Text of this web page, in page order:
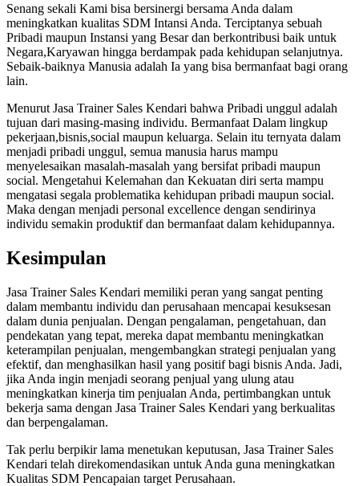
Senang sekali Kami bisa bersinergi bersama Anda dalam
meningkatkan kualitas SDM Intansi Anda. Terciptanya sebuah
Pribadi maupun Instansi yang Besar dan berkontribusi baik untuk
Negara,Karyawan hingga berdampak pada kehidupan selanjutnya.
Sebaik-baiknya Manusia adalah Ia yang bisa bermanfaat bagi orang
lain.
Menurut Jasa Trainer Sales Kendari bahwa Pribadi unggul adalah
tujuan dari masing-masing individu. Bermanfaat Dalam lingkup
pekerjaan,bisnis,social maupun keluarga. Selain itu ternyata dalam
menjadi pribadi unggul, semua manusia harus mampu
menyelesaikan masalah-masalah yang bersifat pribadi maupun
social. Mengetahui Kelemahan dan Kekuatan diri serta mampu
mengatasi segala problematika kehidupan pribadi maupun social.
Maka dengan menjadi personal excellence dengan sendirinya
individu semakin produktif dan bermanfaat dalam kehidupannya.
Kesimpulan
Jasa Trainer Sales Kendari memiliki peran yang sangat penting
dalam membantu individu dan perusahaan mencapai kesuksesan
dalam dunia penjualan. Dengan pengalaman, pengetahuan, dan
pendekatan yang tepat, mereka dapat membantu meningkatkan
keterampilan penjualan, mengembangkan strategi penjualan yang
efektif, dan menghasilkan hasil yang positif bagi bisnis Anda. Jadi,
jika Anda ingin menjadi seorang penjual yang ulung atau
meningkatkan kinerja tim penjualan Anda, pertimbangkan untuk
bekerja sama dengan Jasa Trainer Sales Kendari yang berkualitas
dan berpengalaman.
Tak perlu berpikir lama menetukan keputusan, Jasa Trainer Sales
Kendari telah direkomendasikan untuk Anda guna meningkatkan
Kualitas SDM Pencapaian target Perusahaan.